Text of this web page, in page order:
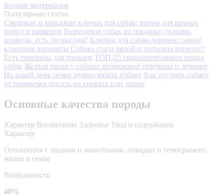
Больше материалов
Популярные статьи
Смешные и красивые клички для собак: имена для разных
пород и размеров Разведение собак на продажу: основы,
правила, есть ли выгода? Клички для собак-девочек: самые
классные варианты Собака стала вялой и потеряла аппетит?
Есть причины для тревоги ТОП-25 гипоаллергенных пород
собак Желтая рвота у собаки: возможные причины и лечение
На какой день течки нужно вязать собаку Как отучить собаку
от привычки писать на кровать или диван
Основные качества породы
Характер Воспитание Здоровье Уход и содержание
Характер
Отношения с людьми и животными, повадки и темперамент,
жизнь в семье
Возбудимость
40%